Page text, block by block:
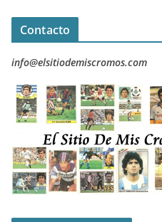
Contacto
info@elsitiodemiscromos.com